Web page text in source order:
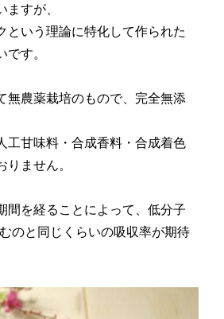
すが、
という理論に特化して作られた
す。
無農薬栽培のもので、完全無添
工甘味料・合成香料・合成着色
ません。
間を経ることによって、低分子
のと同じくらいの吸収率が期待